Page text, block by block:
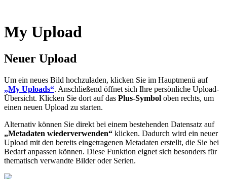
My Upload
Neuer Upload
Um ein neues Bild hochzuladen, klicken Sie im Hauptmenü auf
„My Uploads“. Anschließend öffnet sich Ihre persönliche Upload-
Übersicht. Klicken Sie dort auf das Plus-Symbol oben rechts, um
einen neuen Upload zu starten.
Alternativ können Sie direkt bei einem bestehenden Datensatz auf
„Metadaten wiederverwenden“ klicken. Dadurch wird ein neuer
Upload mit den bereits eingetragenen Metadaten erstellt, die Sie bei
Bedarf anpassen können. Diese Funktion eignet sich besonders für
thematisch verwandte Bilder oder Serien.